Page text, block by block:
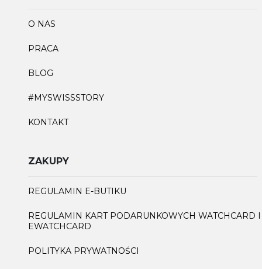
O NAS
PRACA
BLOG
#MYSWISSSTORY
KONTAKT
ZAKUPY
REGULAMIN E-BUTIKU
REGULAMIN KART PODARUNKOWYCH WATCHCARD I
EWATCHCARD
POLITYKA PRYWATNOŚCI